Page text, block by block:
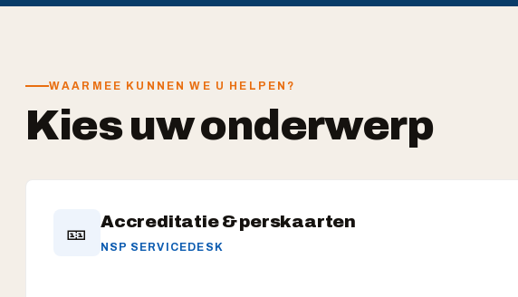
WAARMEE KUNNEN WE U HELPEN?
Kies uw onderwerp
🎫 Accreditatie & perskaarten
NSP SERVICEDESK